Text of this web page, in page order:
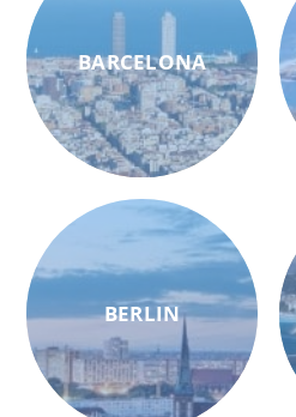
BARCELONA
BERLIN